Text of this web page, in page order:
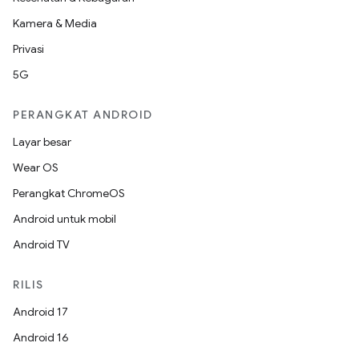
Kamera & Media
Privasi
5G
PERANGKAT ANDROID
Layar besar
Wear OS
Perangkat ChromeOS
Android untuk mobil
Android TV
RILIS
Android 17
Android 16